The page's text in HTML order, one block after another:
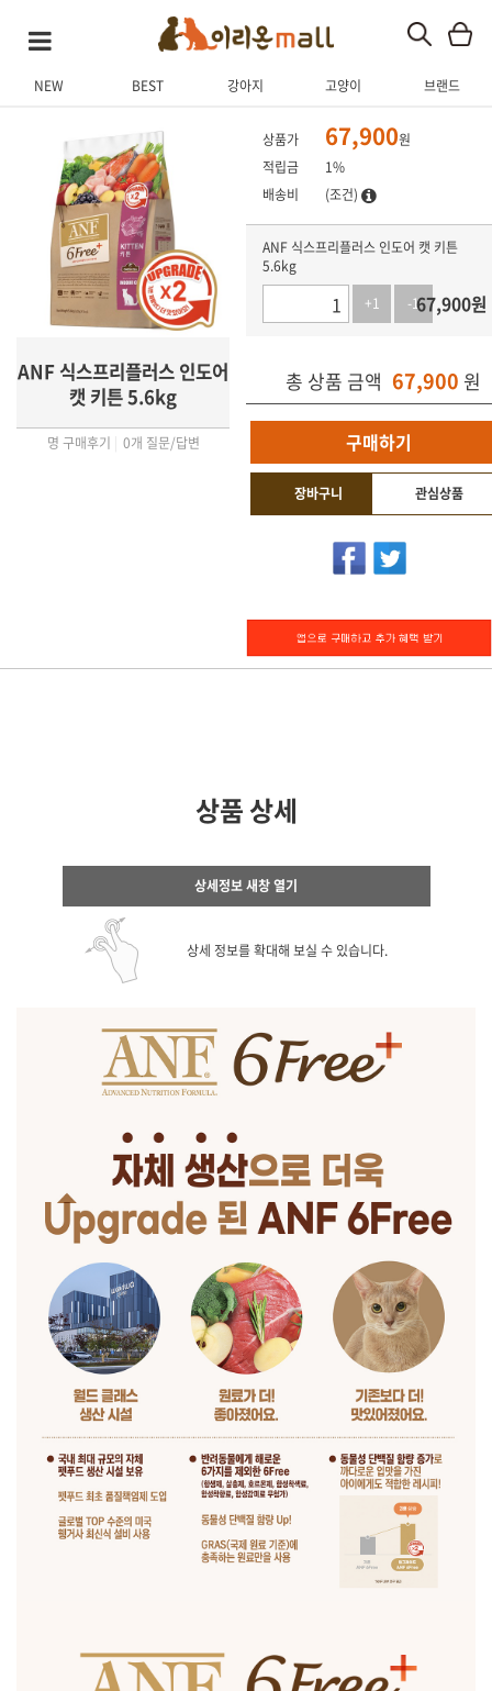
NEW BEST 강아지 고양이 브랜드
ANF 식스프리플러스 인도어
캣 키튼 5.6kg
명 구매후기 0개 질문/답변
상품가 67,900원
적립금
1%
배송비
(조건)
ANF 식스프리플러스 인도어 캣 키튼
5.6kg
+1
-167,900원
총 상품 금액 67,900 원
구매하기
장바구니 관심상품
상품 상세
상세정보 새창 열기
상세 정보를 확대해 보실 수 있습니다.